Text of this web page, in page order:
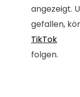
angezeigt.
gefallen,
TikTok
folgen.